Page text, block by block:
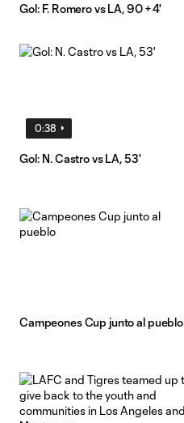
Gol: F. Romero vs LA, 90 + 4'
0:38
Gol: N. Castro vs LA, 53'
Campeones Cup junto al pueblo